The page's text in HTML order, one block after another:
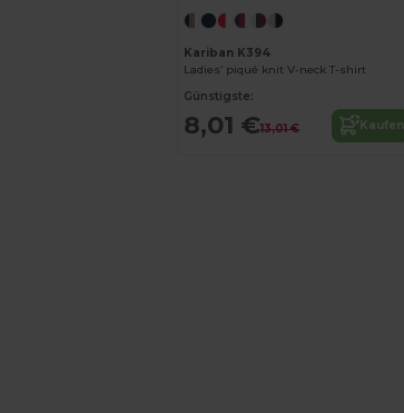
Kariban K394
Ladies’ piqué knit V-neck T-shirt
Günstigste:
8,01 €13,01 € Kaufen